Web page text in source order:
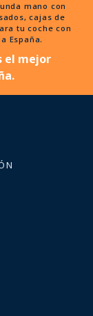
mano con
cajas de
tu coche con
España.
el mejor